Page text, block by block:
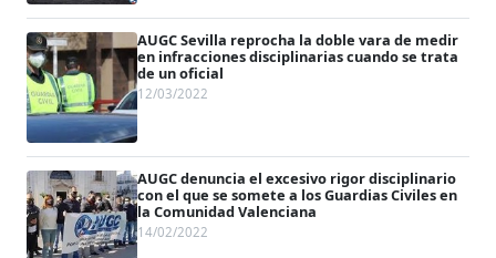
AUGC Sevilla reprocha la doble vara de medir
en infracciones disciplinarias cuando se trata
de un oficial
12/03/2022
AUGC denuncia el excesivo rigor disciplinario
con el que se somete a los Guardias Civiles en
la Comunidad Valenciana
14/02/2022